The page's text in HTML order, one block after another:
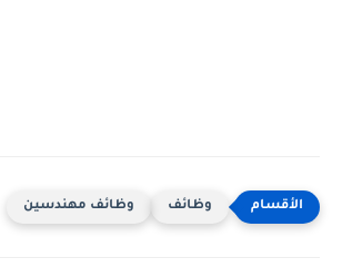
وظائف وظائف مهندسين